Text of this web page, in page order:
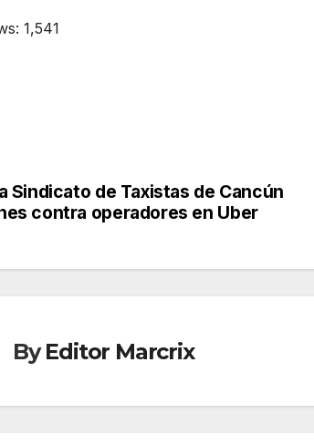
1,541
Sindicato de Taxistas de Cancún
contra operadores en Uber
ByEditor Marcrix